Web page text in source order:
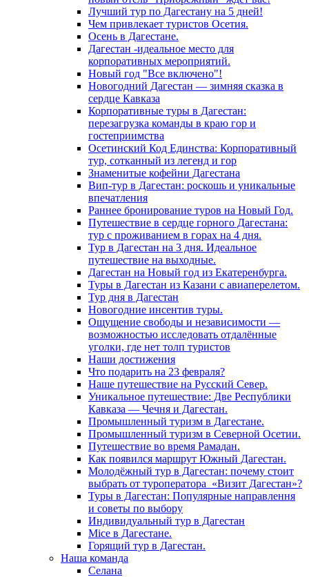
Лучший тур по Дагестану на 5 дней!
Чем привлекает туристов Осетия.
Осень в Дагестане.
Дагестан -идеальное место для
корпоративных мероприятий.
Новый год "Все включено"!
Новогодний Дагестан — зимняя сказка в
сердце Кавказа
Корпоративные туры в Дагестан:
перезагрузка команды в краю гор и
гостеприимства
Осетинский Код Единства: Корпоративный
тур, сотканный из легенд и гор
Знаменитые кофейни Дагестана
Вип-тур в Дагестан: роскошь и уникальные
впечатления
Раннее бронирование туров на Новый Год.
Путешествие в сердце горного Дагестана:
тур с проживанием в горах на 4 дня.
Тур в Дагестан на 3 дня. Идеальное
путешествие на выходные.
Дагестан на Новый год из Екатеренбурга.
Туры в Дагестан из Казани с авиаперелетом.
Тур дня в Дагестан
Новогодние инсентив туры.
Ощущение свободы и независимости —
возможностью исследовать отдалённые
уголки, где нет толп туристов
Наши достижения
Что подарить на 23 февраля?
Наше путешествие на Русский Север.
Уникальное путешествие: Две Республики
Кавказа — Чечня и Дагестан.
Промышленный туризм в Дагестане.
Промышленный туризм в Северной Осетии.
Путешествие во время Рамадан.
Как появился маршрут Южный Дагестан.
Молодёжный тур в Дагестан: почему стоит
выбрать от туроператора «Визит Дагестан»?
Туры в Дагестан: Популярные направлення
и советы по выбору
Индивидуальный тур в Дагестан
Mice в Дагестане.
Горящий тур в Дагестан.
Наша команда
Селана